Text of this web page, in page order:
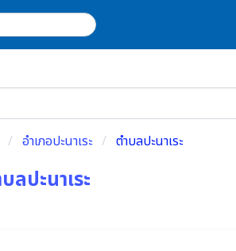
อำเภอปะนาเระ ตำบลปะนาเระ
ปะนาเระ